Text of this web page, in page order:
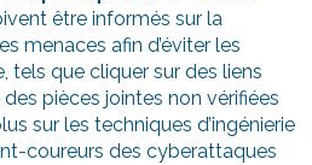
être informés sur la
menaces afin d’éviter les
tels que cliquer sur des liens
pièces jointes non vérifiées
sur les techniques d’ingénierie
coureurs des cyberattaques